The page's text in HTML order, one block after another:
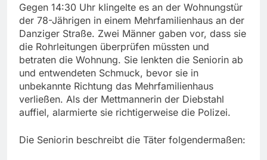
Gegen 14:30 Uhr klingelte es an der Wohnungstür
der 78-Jährigen in einem Mehrfamilienhaus an der
Danziger Straße. Zwei Männer gaben vor, dass sie
die Rohrleitungen überprüfen müssten und
betraten die Wohnung. Sie lenkten die Seniorin ab
und entwendeten Schmuck, bevor sie in
unbekannte Richtung das Mehrfamilienhaus
verließen. Als der Mettmannerin der Diebstahl
auffiel, alarmierte sie richtigerweise die Polizei.
Die Seniorin beschreibt die Täter folgendermaßen: